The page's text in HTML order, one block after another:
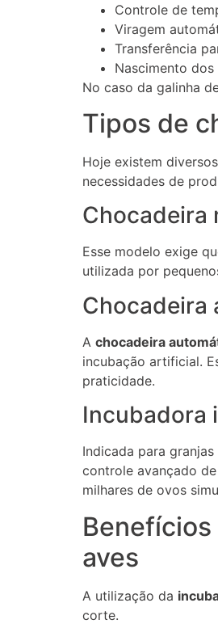
Controle de
Viragem
Transferência
Nascimento dos
No caso da galinha
Tipos de
Hoje existem
necessidades de
Chocadeira
Esse modelo exige
utilizada por
Chocadeira
A chocadeira
incubação artificial.
praticidade.
Incubadora
Indicada para
controle avançado
milhares de ovos
aves
A utilização da
corte.